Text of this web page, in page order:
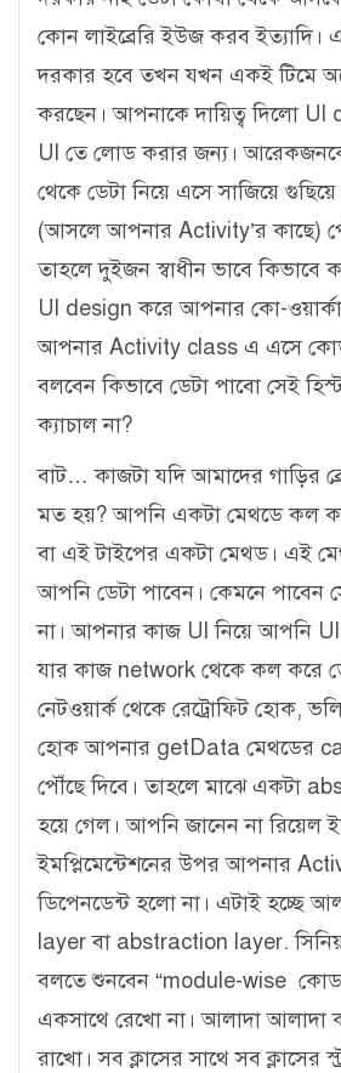
কোন লাইব্রেরি ইউজ করব ইত্যাদি।
দরকার হবে তখন যখন একই টিমে
করছেন। আপনাকে দায়িত্ব দিলো
UI তে লোড করার জন্য। আরেকজনকে
থেকে ডেটা নিয়ে এসে সাজিয়ে
(আসলে আপনার Activity’র কাছে)
তাহলে দুইজন স্বাধীন ভাবে
UI design করে আপনার কো-
আপনার Activity class এ এসে কোড
বলবেন কিভাবে ডেটা পাবো সেই
ক্যাচাল না?
বাট… কাজটা যদি আমাদের গাড়ির
মত হয়? আপনি একটা মেথডে কল
বা এই টাইপের একটা মেথড। এই
আপনি ডেটা পাবেন। কেমনে পাবেন
না। আপনার কাজ UI নিয়ে আপনি
যার কাজ network থেকে কল করে
নেটওয়ার্ক থেকে রেট্রোফিট হোক,
হোক আপনার getData মেথডের
পৌঁছে দিবে। তাহলে মাঝে একটা
হয়ে গেল। আপনি জানেন না রিয়েল
ইমপ্লিমেন্টেশনের উপর আপনার
ডিপেনডেন্ট হলো না। এটাই হচ্ছে
layer বা abstraction layer.
বলতে শুনবেন “module-wise
একসাথে রেখো না। আলাদা আলাদা
রাখো। সব ক্লাসের সাথে সব ক্লাসের